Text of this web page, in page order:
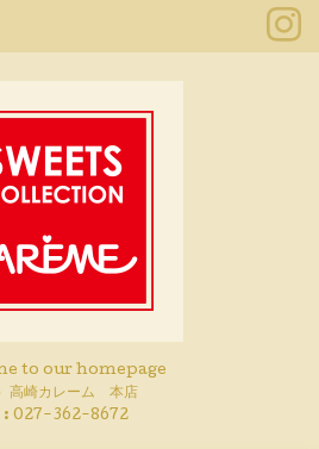
to our homepage
）高崎カレーム 本店
: 027-362-8672